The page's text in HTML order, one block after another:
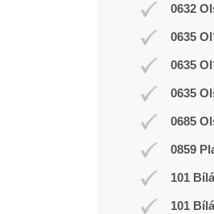
0632
0635
0635
0635
0685
0859
101
101